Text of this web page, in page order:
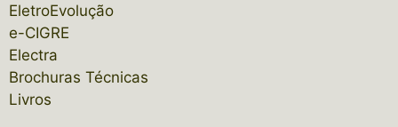
EletroEvolução
e-CIGRE
Electra
Brochuras Técnicas
Livros